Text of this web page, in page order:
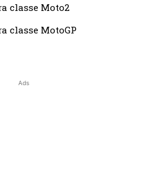
classe Moto2
classe MotoGP
Ads